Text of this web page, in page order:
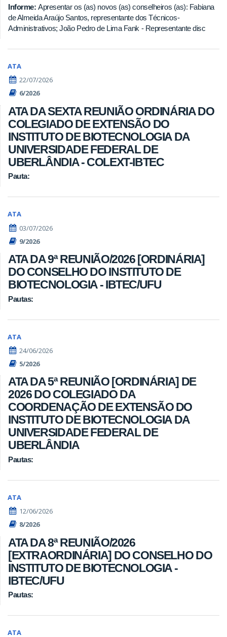
Informe: Apresentar os (as) novos (as) conselheiros (as): Fabiana
de Almeida Araújo Santos, representante dos Técnicos-
Administrativos; João Pedro de Lima Fank - Representante disc
ATA
22/07/2026
6/2026
ATA DA SEXTA REUNIÃO ORDINÁRIA DO
COLEGIADO DE EXTENSÃO DO
INSTITUTO DE BIOTECNOLOGIA DA
UNIVERSIDADE FEDERAL DE
UBERLÂNDIA - COLEXT-IBTEC
Pauta:
ATA
03/07/2026
9/2026
ATA DA 9ª REUNIÃO/2026 [ORDINÁRIA]
DO CONSELHO DO INSTITUTO DE
BIOTECNOLOGIA - IBTEC/UFU
Pautas:
ATA
24/06/2026
5/2026
ATA DA 5ª REUNIÃO [ORDINÁRIA] DE
2026 DO COLEGIADO DA
COORDENAÇÃO DE EXTENSÃO DO
INSTITUTO DE BIOTECNOLOGIA DA
UNIVERSIDADE FEDERAL DE
UBERLÂNDIA
Pautas:
ATA
12/06/2026
8/2026
ATA DA 8ª REUNIÃO/2026
[EXTRAORDINÁRIA] DO CONSELHO DO
INSTITUTO DE BIOTECNOLOGIA -
IBTEC/UFU
Pautas:
ATA